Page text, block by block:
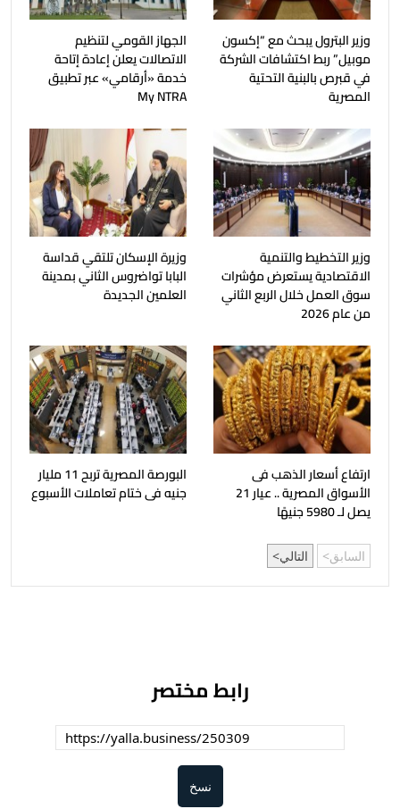
وزير البترول يبحث مع “إكسون
موبيل” ربط اكتشافات الشركة
في قبرص بالبنية التحتية
المصرية
الجهاز القومي لتنظيم
الاتصالات يعلن إعادة إتاحة
خدمة «أرقامي» عبر تطبيق
My NTRA
وزير التخطيط والتنمية
الاقتصادية يستعرض مؤشرات
سوق العمل خلال الربع الثاني
من عام 2026
وزيرة الإسكان تلتقي قداسة
البابا تواضروس الثاني بمدينة
العلمين الجديدة
ارتفاع أسعار الذهب فى
الأسواق المصرية .. عيار 21
يصل لـ 5980 جنيهًا
البورصة المصرية تربح 11 مليار
جنيه فى ختام تعاملات الأسبوع
السابق التالي
رابط مختصر
نسخ